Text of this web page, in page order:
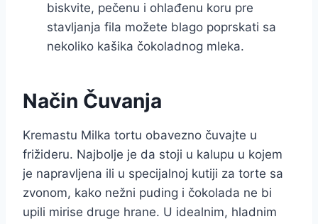
biskvite, pečenu i ohlađenu koru pre
stavljanja fila možete blago poprskati sa
nekoliko kašika čokoladnog mleka.
Način Čuvanja
Kremastu Milka tortu obavezno čuvajte u
frižideru. Najbolje je da stoji u kalupu u kojem
je napravljena ili u specijalnoj kutiji za torte sa
zvonom, kako nežni puding i čokolada ne bi
upili mirise druge hrane. U idealnim, hladnim